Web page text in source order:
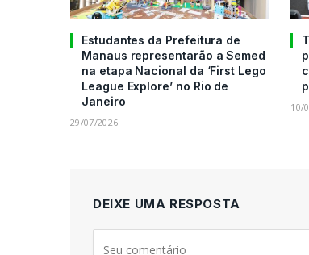
Estudantes da Prefeitura de
Manaus representarão a Semed
na etapa Nacional da ‘First Lego
League Explore’ no Rio de
Janeiro
29/07/2026
10/
DEIXE UMA RESPOSTA